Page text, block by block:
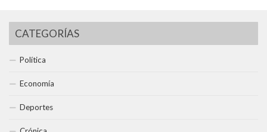
CATEGORÍAS
Política
Economía
Deportes